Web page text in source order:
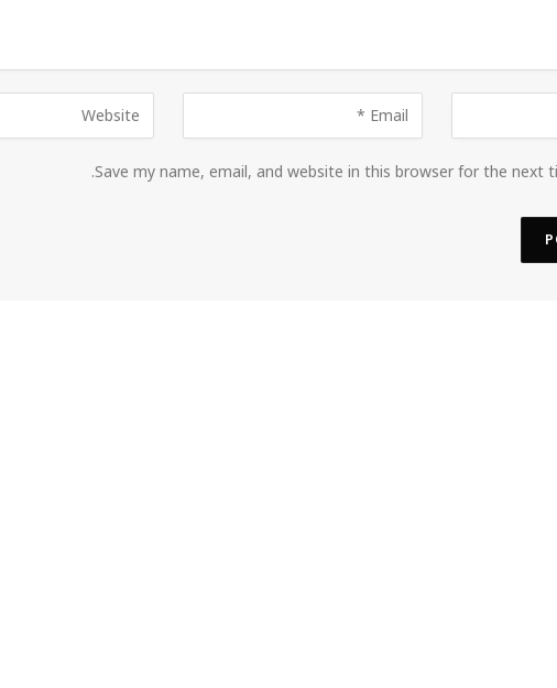
Save my name, email, and website in this browser for the next